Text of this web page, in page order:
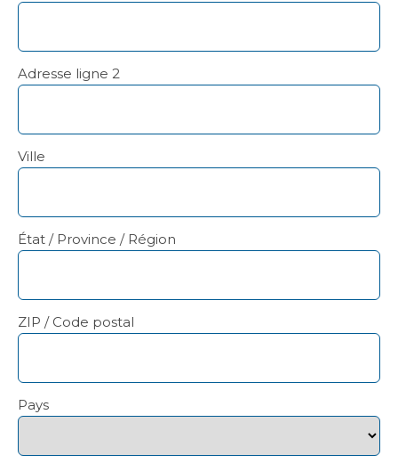
Adresse ligne 2
Ville
État / Province / Région
ZIP / Code postal
Pays